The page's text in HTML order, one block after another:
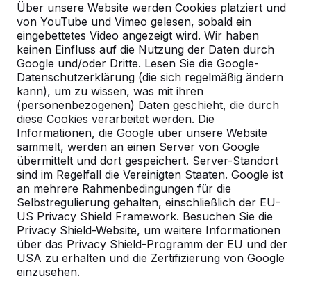
Über unsere Website werden Cookies platziert und
von YouTube und Vimeo gelesen, sobald ein
eingebettetes Video angezeigt wird. Wir haben
keinen Einfluss auf die Nutzung der Daten durch
Google und/oder Dritte. Lesen Sie die Google-
Datenschutzerklärung (die sich regelmäßig ändern
kann), um zu wissen, was mit ihren
(personenbezogenen) Daten geschieht, die durch
diese Cookies verarbeitet werden. Die
Informationen, die Google über unsere Website
sammelt, werden an einen Server von Google
übermittelt und dort gespeichert. Server-Standort
sind im Regelfall die Vereinigten Staaten. Google ist
an mehrere Rahmenbedingungen für die
Selbstregulierung gehalten, einschließlich der EU-
US Privacy Shield Framework. Besuchen Sie die
Privacy Shield-Website, um weitere Informationen
über das Privacy Shield-Programm der EU und der
USA zu erhalten und die Zertifizierung von Google
einzusehen.
Zie ook
Leverkusen-Rheindorf Leverkusen, Voigtslach
Kontakt
HeBlad Deutschland
Diekerstraße 97
42781 Haan